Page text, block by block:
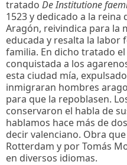
tratado De Institutione
1523 y dedicado a la
Aragón, reivindica para la
educada y resalta la labor
familia. En dicho tratado el
conquistada a los
esta ciudad mía,
inmigraran hombres
para que la repoblasen.
conservaron el habla de
hablamos hace más de
decir valenciano. Obra
Rotterdam y por Tomás
en diversos idiomas.